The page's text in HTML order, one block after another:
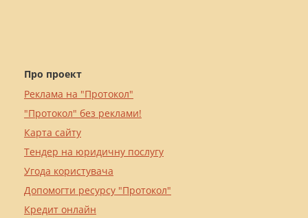
Про проект
Реклама на "Протокол"
"Протокол" без реклами!
Карта сайту
Тендер на юридичну послугу
Угода користувача
Допомогти ресурсу "Протокол"
Кредит онлайн